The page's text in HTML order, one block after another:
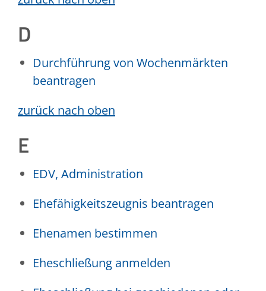
D
Durchführung von Wochenmärkten
beantragen
zurück nach oben
E
EDV, Administration
Ehefähigkeitszeugnis beantragen
Ehenamen bestimmen
Eheschließung anmelden